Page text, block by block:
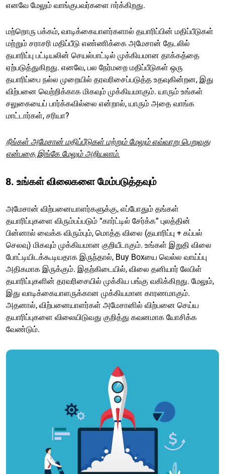
எனவே மேலும் வாங்குபவர்களை ஈர்க்கிறது.
மற்றொரு பக்கம், வாடிக்கையாளர்களால் தயாரிப்பின் மதிப்பீடுகள்
மற்றும் சராசரி மதிப்பீடு எண்ணிக்கை அமேசான் தேடலில்
தயாரிப்பு பட்டியலின் செயல்பாட்டில் முக்கியமான தாக்கத்தை
ஏற்படுத்துகிறது. எனவே, பல நேர்மறை மதிப்பீடுகள் ஒரு
தயாரிப்பை நல்ல முறையில் தரவரிசைப்படுத்த உதவுகின்றன, இது
விற்பனை வெற்றிக்காக மிகவும் முக்கியமாகும். யாரும் உங்கள்
சலுகையைப் பார்க்கவில்லை என்றால், யாரும் அதை வாங்க
மாட்டார்கள், சரியா?
நீங்கள் அமேசான் மதிப்பீடுகள் மற்றும் மேலும் எவ்வாறு பெறுவது
என்பதை இங்கே மேலும் அறியலாம்.
8. உங்கள் விலைகளை மேம்படுத்தவும்
அமேசான் விற்பனையாளர்களுக்கு, எப்போதும் தங்கள்
தயாரிப்புகளை விரும்பப்படும் “கார்ட்டில் சேர்க்க” புலத்தின்
பின்னால் வைக்க விரும்பும், மொத்த விலை (தயாரிப்பு + கப்பல்
செலவு) மிகவும் முக்கியமான குறியீடாகும். உங்கள் இறுதி விலை
போட்டியிடக்கூடியதாக இருந்தால், Buy Boxயை வெல்ல வாய்ப்பு
அதிகமாக இருக்கும். இதற்கிடையில், விலை தனியார் லேபிள்
தயாரிப்புகளின் தரவரிசையில் முக்கிய பங்கு வகிக்கிறது. மேலும்,
இது வாடிக்கையாளருக்கான முக்கியமான காரணமாகும்.
அதனால், விற்பனையாளர்கள் அமேசானில் விற்பனை செய்ய
தயாரிப்புகளை விலையிடுவது குறித்து கவனமாக யோசிக்க
வேண்டும்.